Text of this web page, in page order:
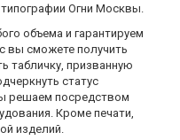
Огни Москвы.
объема и гарантируем
вы сможете получить
табличку, призванную
статус
решаем посредством
Кроме печати,
изделий.